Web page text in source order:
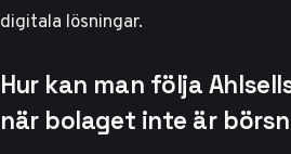
digitala lösningar.
Hur kan man följa
när bolaget inte är